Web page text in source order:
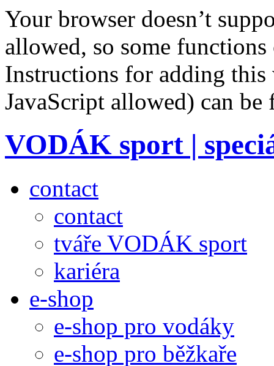
Your browser doesn’t
allowed, so some
Instructions for adding this
JavaScript allowed) can
VODÁK sport |
contact
contact
tváře VODÁK sport
kariéra
e-shop
e-shop pro vodáky
e-shop pro běžkaře